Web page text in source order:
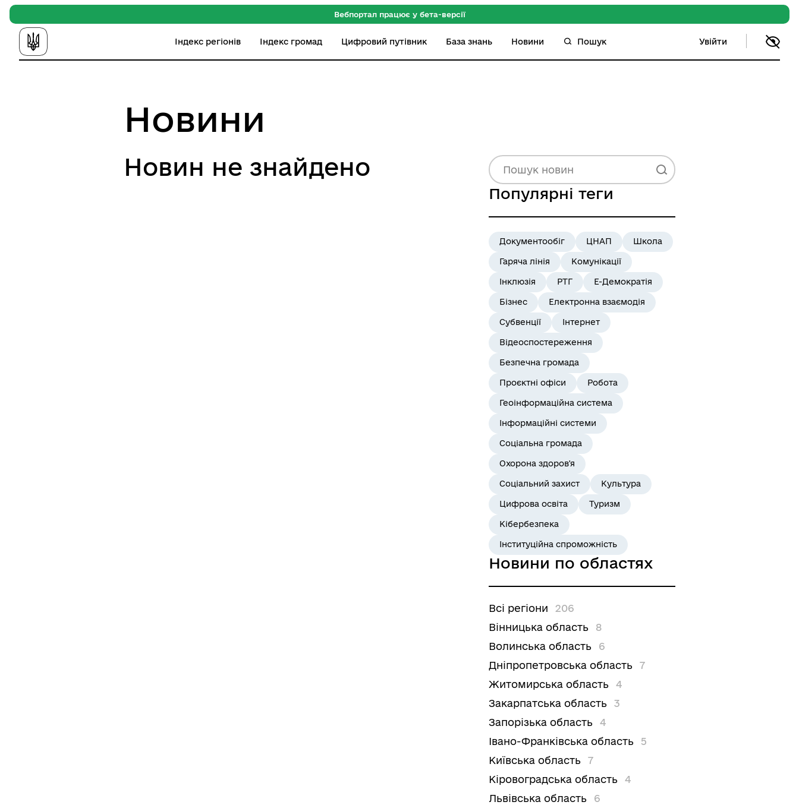
Вебпортал працює у бета-версії
Індекс регіонів Індекс громад Цифровий путівник База знань Новини Пошук Увійти
Новини
Новин не знайдено
Популярні теги
Документообіг ЦНАП Школа
Гаряча лінія Комунікації
Інклюзія РТГ Е-Демократія
Бізнес Електронна взаємодія
Субвенції Інтернет
Відеоспостереження
Безпечна громада
Проєктні офіси Робота
Геоінформаційна система
Інформаційні системи
Соціальна громада
Охорона здоров'я
Соціальний захист Культура
Цифрова освіта Туризм
Кібербезпека
Інституційна спроможність
Новини по областях
Всі регіони
206
Вінницька область
8
Волинська область
6
Дніпропетровська область
7
Житомирська область
4
Закарпатська область
3
Запорізька область
4
Івано-Франківська область
5
Київська область
7
Кіровоградська область
4
Львівська область
6